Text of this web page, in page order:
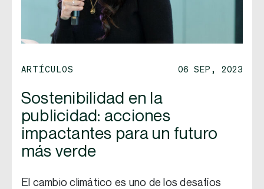
ARTÍCULOS 06 SEP, 2023
Sostenibilidad en la
publicidad: acciones
impactantes para un futuro
más verde
El cambio climático es uno de los desafíos